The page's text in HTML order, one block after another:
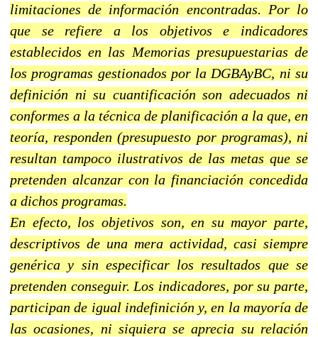
limitaciones de información encontradas. Por lo
que se refiere a los objetivos e indicadores
establecidos en las Memorias presupuestarias de
los programas gestionados por la DGBAyBC, ni su
definición ni su cuantificación son adecuados ni
conformes a la técnica de planificación a la que, en
teoría, responden (presupuesto por programas), ni
resultan tampoco ilustrativos de las metas que se
pretenden alcanzar con la financiación concedida
a dichos programas.
En efecto, los objetivos son, en su mayor parte,
descriptivos de una mera actividad, casi siempre
genérica y sin especificar los resultados que se
pretenden conseguir. Los indicadores, por su parte,
participan de igual indefinición y, en la mayoría de
las ocasiones, ni siquiera se aprecia su relación